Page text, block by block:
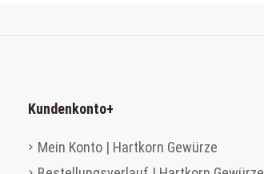
Kundenkonto+
Mein Konto | Hartkorn Gewürze